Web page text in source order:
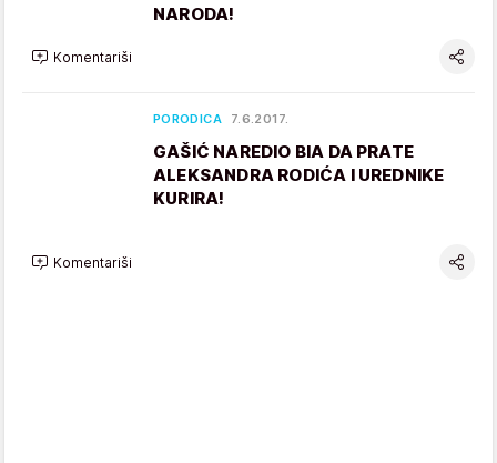
NARODA!
Komentariši
PORODICA 7.6.2017.
GAŠIĆ NAREDIO BIA DA PRATE
ALEKSANDRA RODIĆA I UREDNIKE
KURIRA!
Komentariši